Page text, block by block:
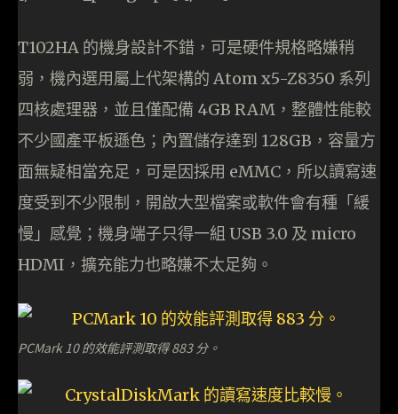
T102HA 的機身設計不錯，可是硬件規格略嫌稍
弱，機內選用屬上代架構的 Atom x5-Z8350 系列
四核處理器，並且僅配備 4GB RAM，整體性能較
不少國產平板遜色；內置儲存達到 128GB，容量方
面無疑相當充足，可是因採用 eMMC，所以讀寫速
度受到不少限制，開啟大型檔案或軟件會有種「緩
慢」感覺；機身端子只得一組 USB 3.0 及 micro
HDMI，擴充能力也略嫌不太足夠。
PCMark 10 的效能評測取得 883 分。